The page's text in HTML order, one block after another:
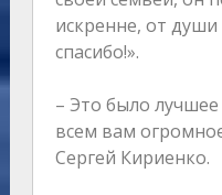
искренне, от
спасибо!».
– Это было
всем вам
Сергей Кириенко.